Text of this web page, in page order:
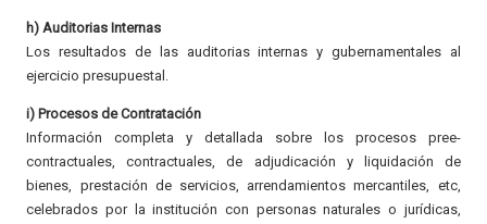
h) Auditorias Internas
Los resultados de las auditorias internas y gubernamentales al
ejercicio presupuestal.
i) Procesos de Contratación
Información completa y detallada sobre los procesos pree-
contractuales, contractuales, de adjudicación y liquidación de
bienes, prestación de servicios, arrendamientos mercantiles, etc,
celebrados por la institución con personas naturales o jurídicas,